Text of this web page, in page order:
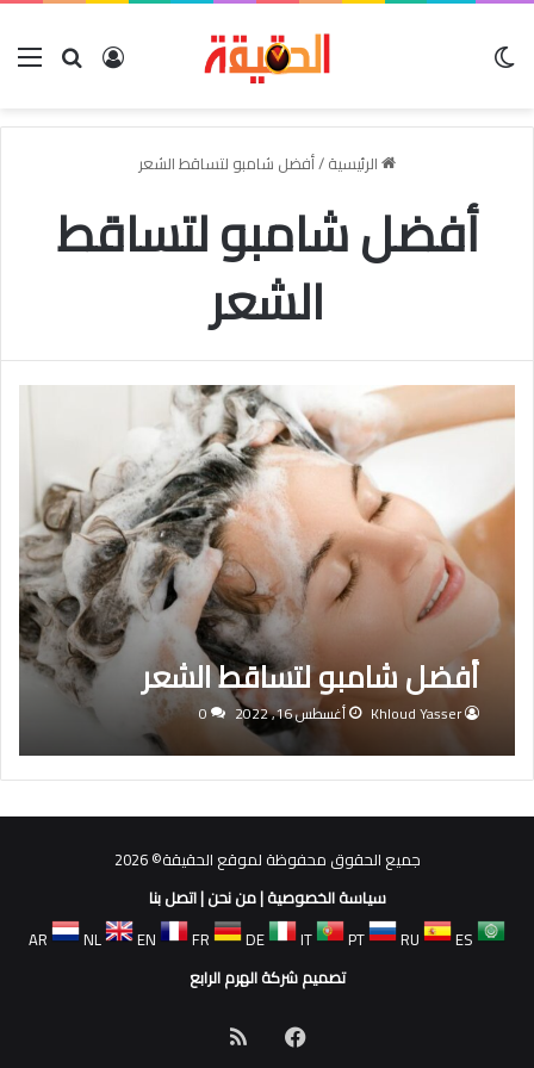
بحث عنتسجيل
الرئيسية/أفضل شامبو لتساقط الشعر
أفضل شامبو لتساقط
الشعر
أفضل شامبو لتساقط الشعر
Khloud Yasser أغسطس 16, 2022 0
جميع الحقوق محفوظة لموقع الحقيقة© 2026
سياسة الخصوصية|من نحن|اتصل بنا
AR
NL EN FR DE IT PT RU
ES
تصميم شركة الهرم الرابع
فيسبوك